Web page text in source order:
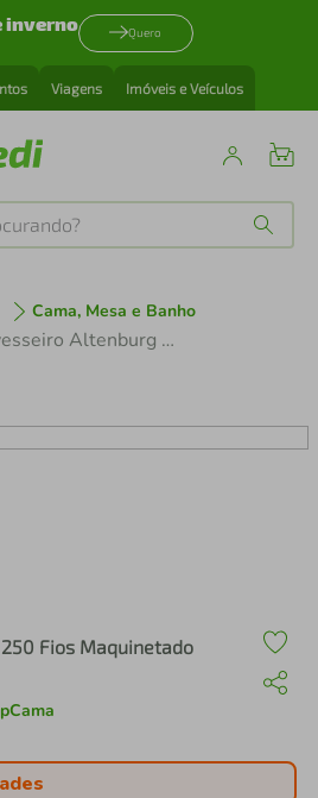
inverno Quero
Viagens Imóveis e Veículos
Cama, Mesa e Banho
Travesseiro Altenburg 250 Fios Maquinetado Suporte Firme
Fios Maquinetado